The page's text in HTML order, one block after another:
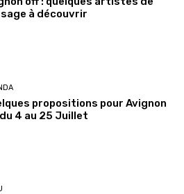
à découvrir
propositions pour Avignon
4 au 25 Juillet